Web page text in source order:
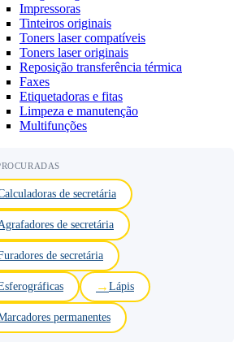
Impressoras
Tinteiros originais
Toners laser compatíveis
Toners laser originais
Reposição transferência térmica
Faxes
Etiquetadoras e fitas
Limpeza e manutenção
Multifunções
de secretária
de secretária
de secretária
Lápis
permanentes